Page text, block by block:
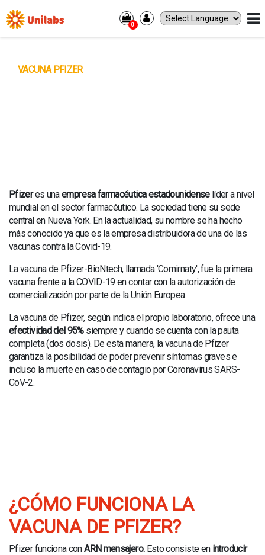
ANÁLISIS Y RECOGIDA DE MUESTRAS
CORPORATIVO
SOBRE NOSOTROS
CULTURA
EMPLEO
CONTACTO
NOTICIAS
BLOG
RADIOLOGÍA
RESONANCIA MAGNÉTICA
0
VACUNA PFIZER
Pfizeres unaempresa farmacéutica estadounidenselíder a nivel
mundial en el sector farmacéutico. La sociedad tiene su sede
central en Nueva York. En la actualidad, su nombre se ha hecho
más conocido ya que es la empresa distribuidora de una de las
vacunas contra la Covid-19.
La vacuna de Pfizer-BioNtech, llamada 'Comirnaty', fue la primera
vacuna frente a la COVID-19 en contar con la autorización de
comercialización por parte de la Unión Europea.
La vacuna de Pfizer, según indica el propio laboratorio, ofrece una
efectividad del 95%siempre y cuando se cuenta con la pauta
completa (dos dosis). De esta manera, la vacuna de Pfizer
garantiza la posibilidad de poder prevenir síntomas graves e
incluso la muerte en caso de contagio por Coronavirus SARS-
CoV-2.
¿CÓMO FUNCIONA LA
VACUNA DE PFIZER?
Pfizer funciona conARN mensajero.Esto consiste en introducir